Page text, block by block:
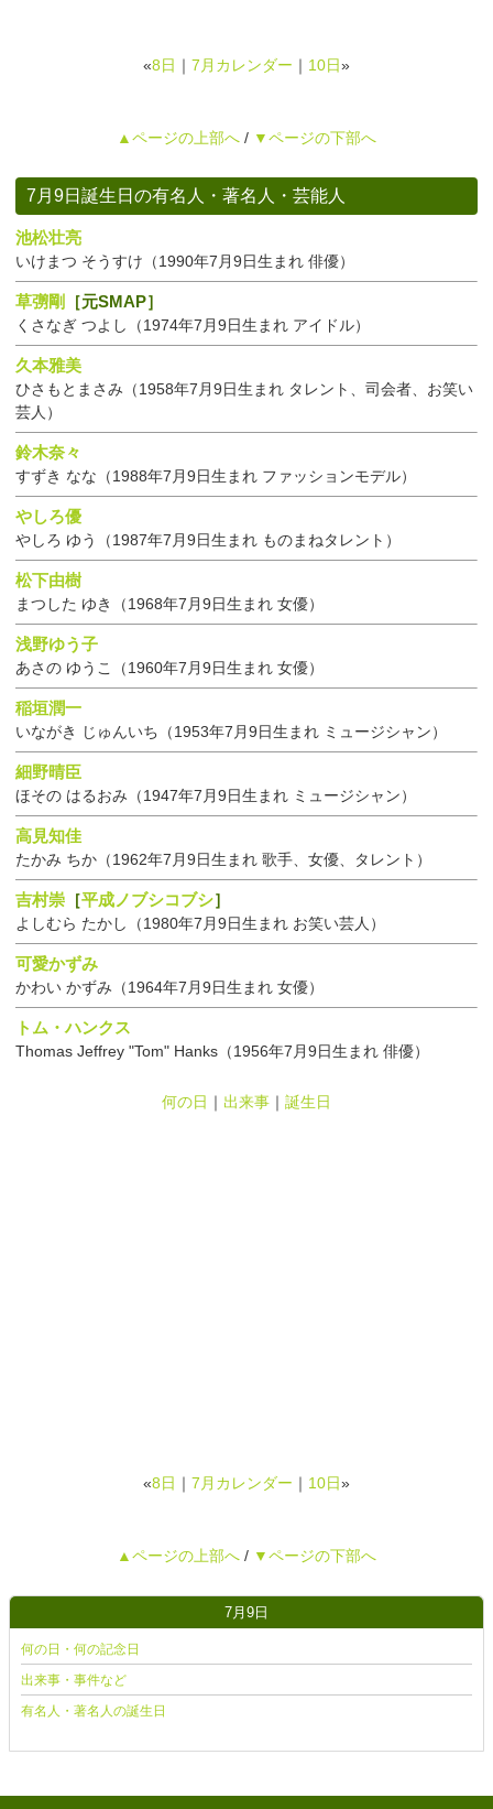
«8日 ｜ 7月カレンダー ｜ 10日»
▲ページの上部へ / ▼ページの下部へ
7月9日誕生日の有名人・著名人・芸能人
池松壮亮
いけまつ そうすけ（1990年7月9日生まれ 俳優）
草彅剛 ［元SMAP］
くさなぎ つよし（1974年7月9日生まれ アイドル）
久本雅美
ひさもとまさみ（1958年7月9日生まれ タレント、司会者、お笑い
芸人）
鈴木奈々
すずき なな（1988年7月9日生まれ ファッションモデル）
やしろ優
やしろ ゆう（1987年7月9日生まれ ものまねタレント）
松下由樹
まつした ゆき（1968年7月9日生まれ 女優）
浅野ゆう子
あさの ゆうこ（1960年7月9日生まれ 女優）
稲垣潤一
いながき じゅんいち（1953年7月9日生まれ ミュージシャン）
細野晴臣
ほその はるおみ（1947年7月9日生まれ ミュージシャン）
高見知佳
たかみ ちか（1962年7月9日生まれ 歌手、女優、タレント）
吉村崇 ［平成ノブシコブシ］
よしむら たかし（1980年7月9日生まれ お笑い芸人）
可愛かずみ
かわい かずみ（1964年7月9日生まれ 女優）
トム・ハンクス
Thomas Jeffrey "Tom" Hanks（1956年7月9日生まれ 俳優）
何の日 ｜ 出来事 ｜ 誕生日
«8日 ｜ 7月カレンダー ｜ 10日»
▲ページの上部へ / ▼ページの下部へ
7月9日
何の日・何の記念日
出来事・事件など
有名人・著名人の誕生日